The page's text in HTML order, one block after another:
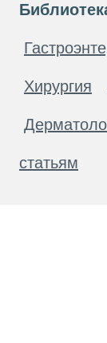
Хирургия
статьям